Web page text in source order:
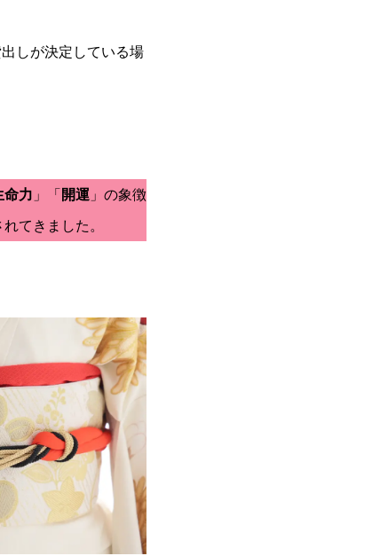
しが決定している場
命力 」「開運 」の象徴
てきました。